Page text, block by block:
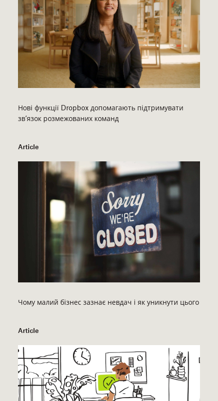
Нові функції Dropbox допомагають підтримувати
зв’язок розмежованих команд
Article
Чому малий бізнес зазнає невдач і як уникнути цього
Article